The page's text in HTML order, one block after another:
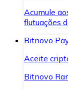
Acumule
flutuações
Bitnovo
Aceite
Bitnovo